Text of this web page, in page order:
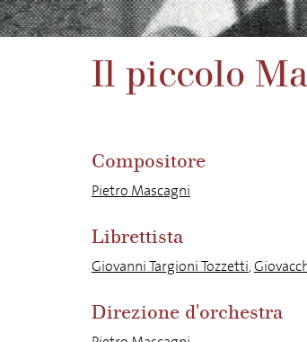
Il piccolo
Compositore
Pietro Mascagni
Librettista
Giovanni Targioni Tozzetti,
Direzione d'orchestra